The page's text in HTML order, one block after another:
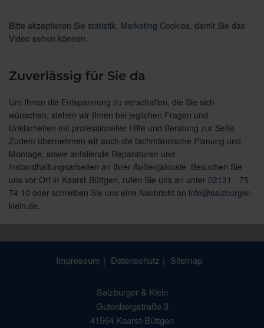
Bitte akzeptieren Sie statistik, Marketing Cookies, damit Sie das
Video sehen können.
Zuverlässig für Sie da
Um Ihnen die Entspannung zu verschaffen, die Sie sich
wünschen, stehen wir Ihnen bei jeglichen Fragen und
Unklarheiten mit professioneller Hilfe und Beratung zur Seite.
Zudem übernehmen wir auch die fachmännische Planung und
Montage, sowie anfallende Reparaturen und
Instandhaltungsarbeiten an Ihrer Außenjalousie. Besuchen Sie
uns vor Ort in Kaarst-Büttgen, rufen Sie uns an unter 02131 - 75
74 10 oder schreiben Sie uns eine Nachricht an info@salzburger-
klein.de
Impressum Datenschutz Sitemap
Salzburger & Klein
Gutenbergstraße 3
41564 Kaarst-Büttgen